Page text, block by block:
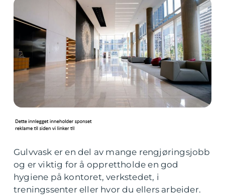
Gulvvask er en del av mange rengjøringsjobb
og er viktig for å opprettholde en god
hygiene på kontoret, verkstedet, i
treningssenter eller hvor du ellers arbeider.